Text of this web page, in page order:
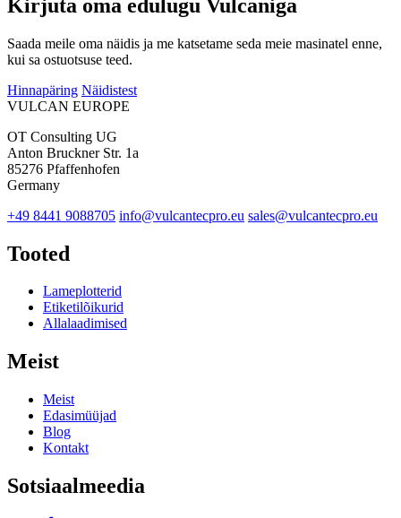
Kirjuta oma edulugu Vulcaniga
Saada meile oma näidis ja me katsetame seda meie masinatel enne,
kui sa ostuotsuse teed.
Hinnapäring Näidistest
VULCAN EUROPE
OT Consulting UG
Anton Bruckner Str. 1a
85276 Pfaffenhofen
Germany
+49 8441 9088705 info@vulcantecpro.eu sales@vulcantecpro.eu
Tooted
Lameplotterid
Etiketilõikurid
Allalaadimised
Meist
Meist
Edasimüüjad
Blog
Kontakt
Sotsiaalmeedia